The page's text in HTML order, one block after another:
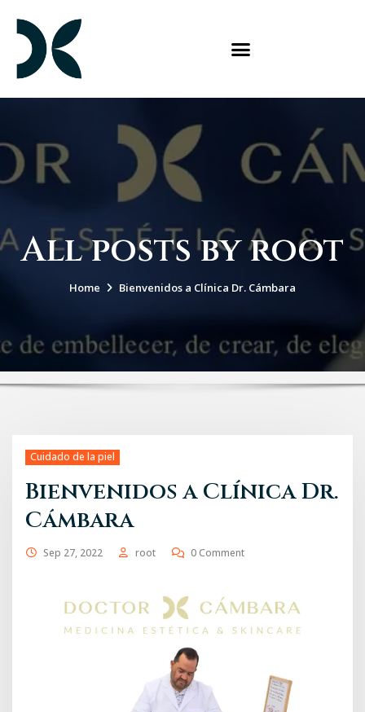
All posts by root
Home Bienvenidos a Clínica Dr. Cámbara
Cuidado de la piel
Bienvenidos a Clínica Dr.
Cámbara
Sep 27, 2022 root 0 Comment